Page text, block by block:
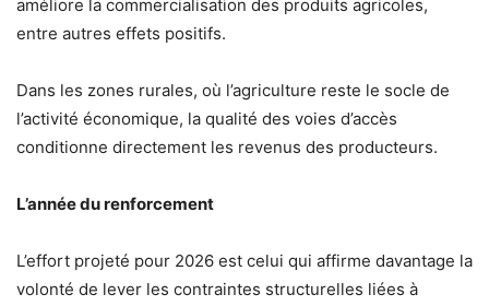
améliore la commercialisation des produits agricoles,
entre autres effets positifs.
Dans les zones rurales, où l’agriculture reste le socle de
l’activité économique, la qualité des voies d’accès
conditionne directement les revenus des producteurs.
L’année du renforcement
L’effort projeté pour 2026 est celui qui affirme davantage la
volonté de lever les contraintes structurelles liées à